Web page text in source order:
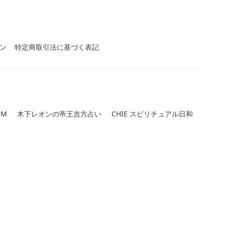
特定商取引法に基づく表記
木下レオンの帝王吉方占い CHIE スピリチュアル日和